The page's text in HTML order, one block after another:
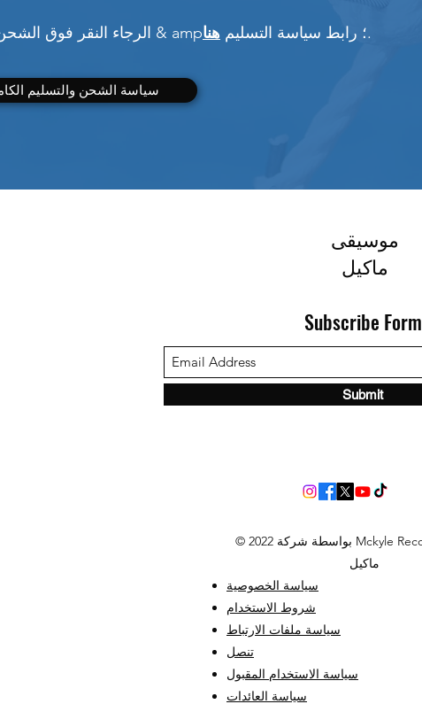
الرجاء النقر فوق الشحن الكامل & amp؛ رابط سياسة التسليم هنا .
سياسة الشحن والتسليم
موسيقى
ماكيل
Subscribe Form
Submit
© 2022 بواسطة شركة Mckyle Records. موسيقى
ماكيل
سياسة الخصوصية
شروط الاستخدام
سياسة ملفات الارتباط
تنصل
سياسة الاستخدام المقبول
سياسة العائدات